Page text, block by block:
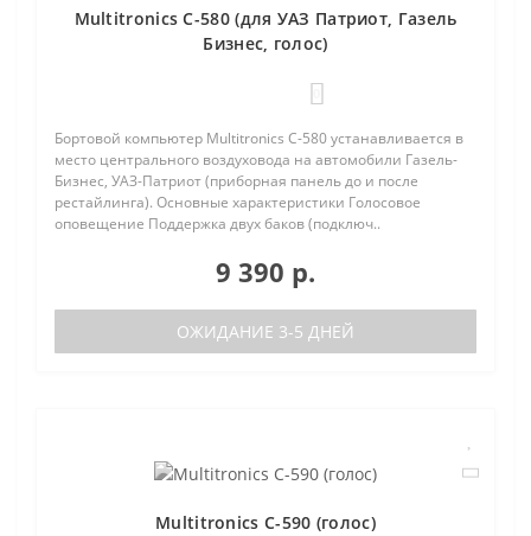
Multitronics C-580 (для УАЗ Патриот, Газель
Бизнес, голос)
Бортовой компьютер Multitronics C-580 устанавливается в
место центрального воздуховода на автомобили Газель-
Бизнес, УАЗ-Патриот (приборная панель до и после
рестайлинга). Основные характеристики Голосовое
оповещение Поддержка двух баков (подключ..
9 390 р.
ОЖИДАНИЕ 3-5 ДНЕЙ
Multitronics C-590 (голос)